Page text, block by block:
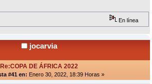
En línea
jocarvia
Re:COPA DE ÁFRICA 2022
#41 en: Enero 30, 2022, 18:39 Horas »